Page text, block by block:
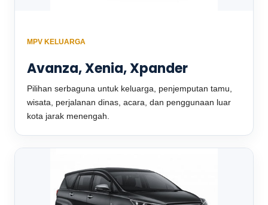
MPV KELUARGA
Avanza, Xenia, Xpander
Pilihan serbaguna untuk keluarga, penjemputan tamu,
wisata, perjalanan dinas, acara, dan penggunaan luar
kota jarak menengah.